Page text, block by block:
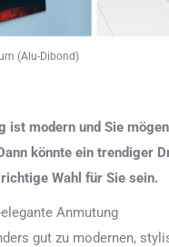
(Alu-Dibond)
ist modern und Sie
könnte ein trendiger
Wahl für Sie sein.
Anmutung
gut zu modernen,